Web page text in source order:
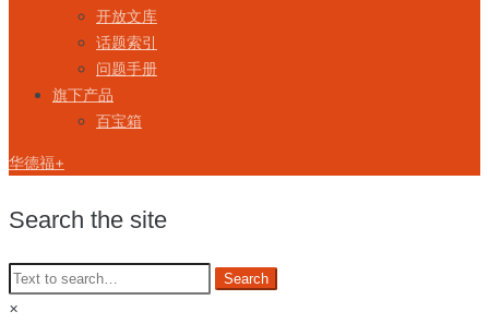
开放文库
话题索引
问题手册
旗下产品
百宝箱
华德福+
Search the site
×